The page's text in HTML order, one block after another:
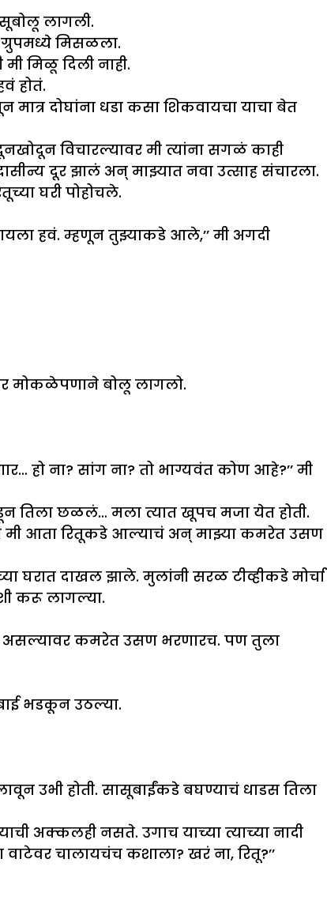
लागली.
मिसळला.
मिळू दिली नाही.
होतं.
दोघांना धडा कसा शिकवायचा याचा बेत
विचारल्यावर मी त्यांना सगळं काही
दूर झालं अन् माझ्यात नवा उत्साह संचारला.
घरी पोहोचले.
हवं. म्हणून तुझ्याकडे आले,’’ मी अगदी
मोकळेपणाने बोलू लागलो.
हो ना? सांग ना? तो भाग्यवंत कोण आहे?’’ मी
तिला छळलं… मला त्यात खूपच मजा येत होती.
मी आता रितूकडे आल्याचं अन् माझ्या कमरेत उसण
घरात दाखल झाले. मुलांनी सरळ टीव्हीकडे मोर्चा
करू लागल्या.
असल्यावर कमरेत उसण भरणारच. पण तुला
भडकून उठल्या.
उभी होती. सासूबाईंकडे बघण्याचं धाडस तिला
अक्कलही नसते. उगाच याच्या त्याच्या नादी
चालायचंच कशाला? खरं ना, रितू?’’